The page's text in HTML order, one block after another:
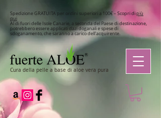
Cura della pelle a base di aloe vera pura
Spedizione GRATUITA per ordini superiori a 100€ – Scopri dipiù
qui
Al di fuori delle Isole Canarie, a seconda del Paese di destinazione,
potrebbero essere applicati dazi doganali e spese di
sdoganamento, che saranno a carico dell'acquirente.